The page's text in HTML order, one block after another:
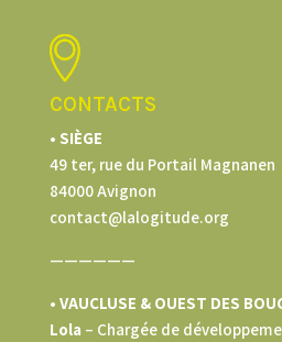
CONTACTS
• SIÈGE
49 ter, rue du Portail Magnanen
84000 Avignon
contact@lalogitude.org
——————
• VAUCLUSE & OUEST DES
Lola – Chargée de